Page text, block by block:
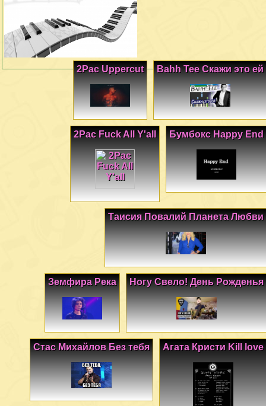
Bahh Tee Скажи это ей
2Pac Uppercut
Бумбокс Happy End
2Pac Fuck All Y'all
Таисия Повалий Планета Любви
Ногу Свело! День Рожденья
Земфира Река
Агата Кристи Kill love
Стас Михайлов Без тебя